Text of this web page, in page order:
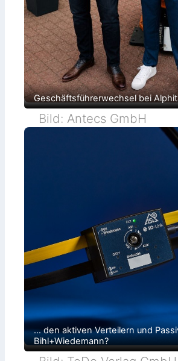
Geschäftsführerwechsel bei
Bild: Antecs GmbH
… den aktiven Verteilern und
Bihl+Wiedemann?